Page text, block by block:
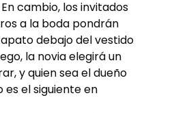
cambio, los invitados
a la boda pondrán
debajo del vestido
la novia elegirá un
y quien sea el dueño
es el siguiente en